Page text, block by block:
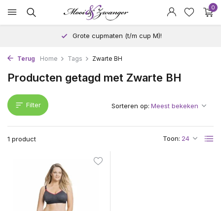
0
Grote cupmaten (t/m cup M)!
Terug Home Tags Zwarte BH
Producten getagd met Zwarte BH
Filter
1 product Toon:
Sorteren op: